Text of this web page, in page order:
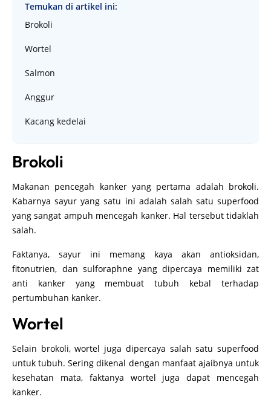
Temukan di artikel ini:
Brokoli
Wortel
Salmon
Anggur
Kacang kedelai
Brokoli
Makanan pencegah kanker yang pertama adalah brokoli.
Kabarnya sayur yang satu ini adalah salah satu superfood
yang sangat ampuh mencegah kanker. Hal tersebut tidaklah
salah.
Faktanya, sayur ini memang kaya akan antioksidan,
fitonutrien, dan sulforaphne yang dipercaya memiliki zat
anti kanker yang membuat tubuh kebal terhadap
pertumbuhan kanker.
Wortel
Selain brokoli, wortel juga dipercaya salah satu superfood
untuk tubuh. Sering dikenal dengan manfaat ajaibnya untuk
kesehatan mata, faktanya wortel juga dapat mencegah
kanker.